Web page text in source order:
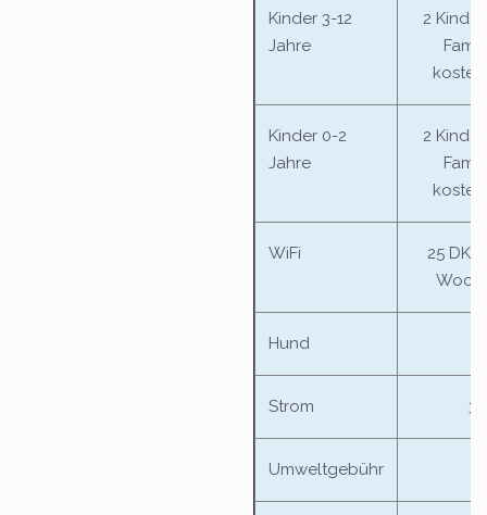
Kinder 3-12
Jahre
2
Kinder 0-2
Jahre
2
WiFi
25
Hund
Strom
Umweltgebühr